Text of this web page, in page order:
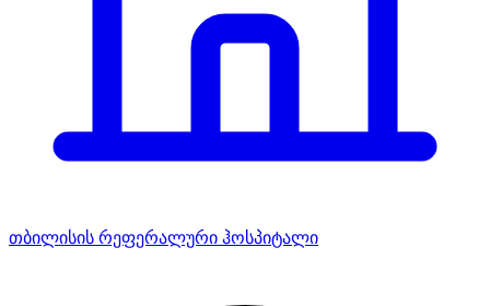
თბილისის რეფერალური ჰოსპიტალი